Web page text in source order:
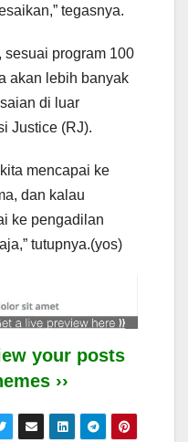
tegasnya.
sesuai program 100
akan lebih banyak
di luar
Justice (RJ).
mencapai ke
dan kalau
ke pengadilan
tutupnya.(yos)
your posts
››